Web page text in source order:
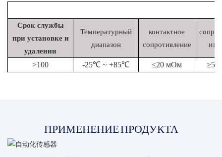
Срок службы
при установке и
удалении
Температурный
диапазон
контактное
сопротивление
>100 -25℃ ~ +85℃ ≤20 мОм
ПРИМЕНЕНИЕ ПРОДУКТА